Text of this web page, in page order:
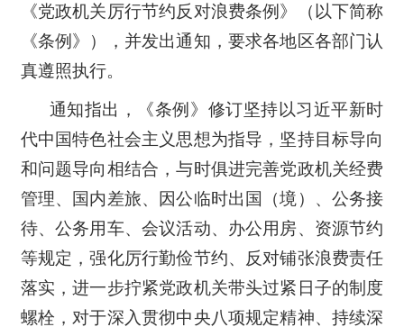
《党政机关厉行节约反对浪费条例》（以下简称
《条例》），并发出通知，要求各地区各部门认
真遵照执行。
通知指出，《条例》修订坚持以习近平新时
代中国特色社会主义思想为指导，坚持目标导向
和问题导向相结合，与时俱进完善党政机关经费
管理、国内差旅、因公临时出国（境）、公务接
待、公务用车、会议活动、办公用房、资源节约
等规定，强化厉行勤俭节约、反对铺张浪费责任
落实，进一步拧紧党政机关带头过紧日子的制度
螺栓，对于深入贯彻中央八项规定精神、持续深